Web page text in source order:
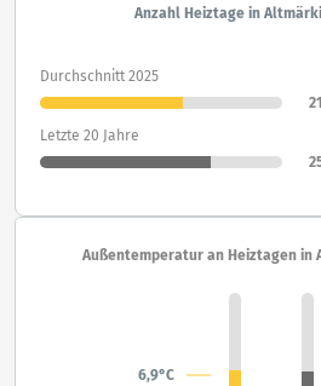
Anzahl Heiztage in
Durchschnitt 2025
Letzte 20 Jahre
Außentemperatur an Heiztagen in
6,9°C